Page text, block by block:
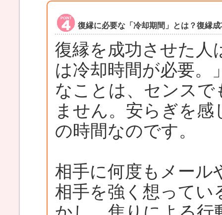
復縁に必要な「冷却期間」とは？復縁
復縁を成功させた人
は冷却時間が必要。
なことは、センス
ません。安らぎを
の時間なのです。
相手に何度もメール
相手を強く想ってい